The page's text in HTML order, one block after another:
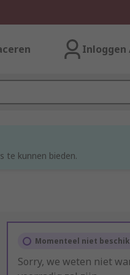
Inloggen
te kunnen bieden.
Momenteel niet
Sorry, we weten niet